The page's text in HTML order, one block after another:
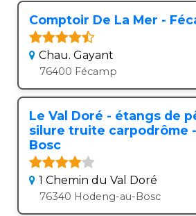
Comptoir De La Mer -
Chau. Gayant
76400 Fécamp
Le Val Doré - étangs de
silure truite carpodrôme
Bosc
1 Chemin du Val Doré
76340 Hodeng-au-Bosc